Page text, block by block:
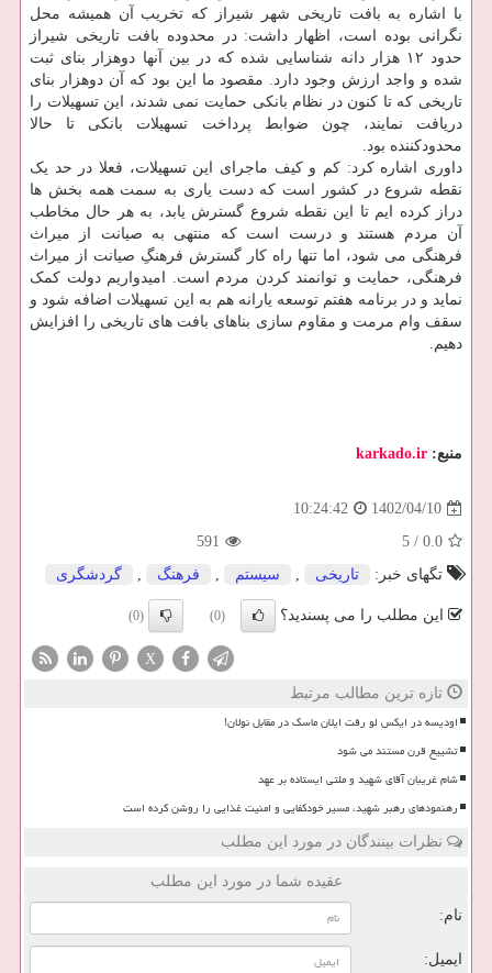
با اشاره به بافت تاریخی شهر شیراز که تخریب آن همیشه محل
نگرانی بوده است، اظهار داشت: در محدوده بافت تاریخی شیراز
حدود ۱۲ هزار دانه شناسایی شده که در بین آنها دوهزار بنای ثبت
شده و واجد ارزش وجود دارد. مقصود ما این بود که آن دوهزار بنای
تاریخی که تا کنون در نظام بانکی حمایت نمی شدند، این تسهیلات را
دریافت نمایند، چون ضوابط پرداخت تسهیلات بانکی تا حالا
محدودکننده بود.
داوری اشاره کرد: کم و کیف ماجرای این تسهیلات، فعلا در حد یک
نقطه شروع در کشور است که دست یاری به سمت همه بخش ها
دراز کرده ایم تا این نقطه شروع گسترش یابد، به هر حال مخاطب
آن مردم هستند و درست است که منتهی به صیانت از میراث
فرهنگی می شود، اما تنها راه کار گسترش فرهنگِ صیانت از میراث
فرهنگی، حمایت و توانمند کردن مردم است. امیدواریم دولت کمک
نماید و در برنامه هفتم توسعه یارانه هم به این تسهیلات اضافه شود و
سقف وام مرمت و مقاوم سازی بناهای بافت های تاریخی را افزایش
دهیم.
منبع: karkado.ir
1402/04/10
10:24:42
0.0
/
5
591
تگهای خبر:
تاریخی , سیستم , فرهنگ , گردشگری
این مطلب را می پسندید؟ (0)
(0)
X
تازه ترین مطالب مرتبط
اودیسه در ایکس لو رفت ایلان ماسک در مقابل نولان!
تشییع قرن مستند می شود
شام غریبان آقای شهید و ملتی ایستاده بر عهد
رهنمودهای رهبر شهید، مسیر خودکفایی و امنیت غذایی را روشن کرده است
نظرات بینندگان در مورد این مطلب
عقیده شما در مورد این مطلب
نام:
ایمیل: